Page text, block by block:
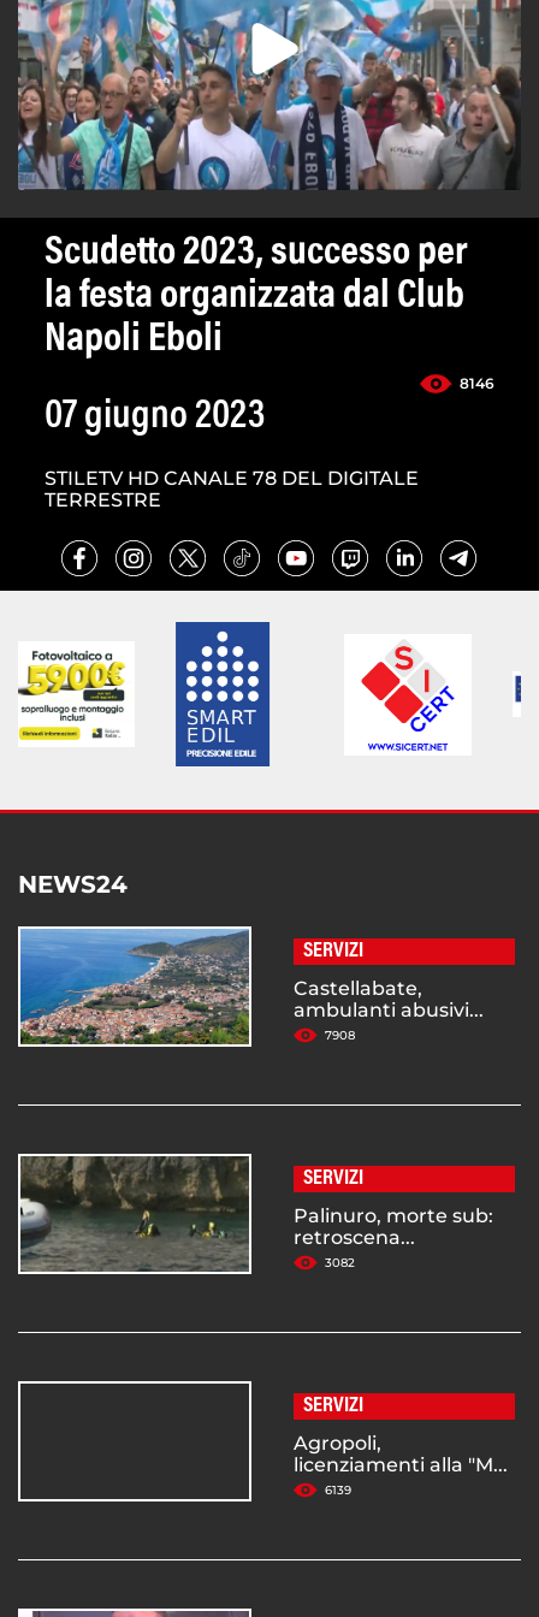
Scudetto 2023, successo per
la festa organizzata dal Club
Napoli Eboli
8146
07 giugno 2023
STILETV HD CANALE 78 DEL DIGITALE
TERRESTRE
NEWS24
SERVIZI
Castellabate,
ambulanti abusivi...
7908
SERVIZI
Palinuro, morte sub:
retroscena...
3082
SERVIZI
Agropoli,
licenziamenti alla "M...
6139